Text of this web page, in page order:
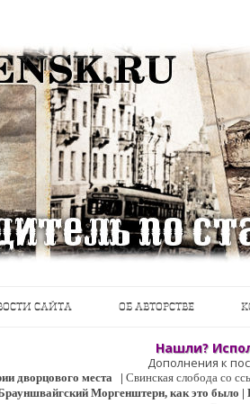
САЙТА ОБ АВТОРСТВЕ
Нашли?
Дополнения к
дворцового места | Свинская слобода со
Моргенштерн, как это было